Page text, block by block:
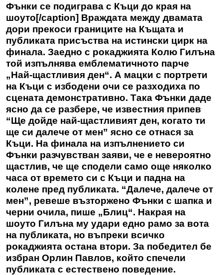
Фънки се подиграва с Къци до края на
шоуто[/caption] Враждата между двамата
дори прекоси границите на Къщата и
публиката присъства на истински цирк на
финала. Заедно с рокаджията Колю Гилъна
той изпълнява емблематичното парче
„Най-щастливия ден“. А мацки с портрети
на Къци с избодени очи се разходиха по
сцената демонстративно. Така Фънки даде
ясно да се разбере, че известния припев
“Ще дойде най-щастливият ден, когато ти
ще си далече от мен” ясно се отнася за
Къци. На финала на изпълнението си
Фънки разчувстван заяви, че е невероятно
щастлив, че ще сподели само още няколко
часа от времето си с Къци и падна на
колене пред публиката. “Далече, далече от
мен”, ревеше възторжено Фънки с шапка и
черни очила, пише „Блиц“. Накрая на
шоуто Гилъна му удари едно рамо за вота
на публиката, но въпреки всичко
рокаджията остана втори. За победител бе
избран Орлин Павлов, който спечели
публиката с естествено поведение.